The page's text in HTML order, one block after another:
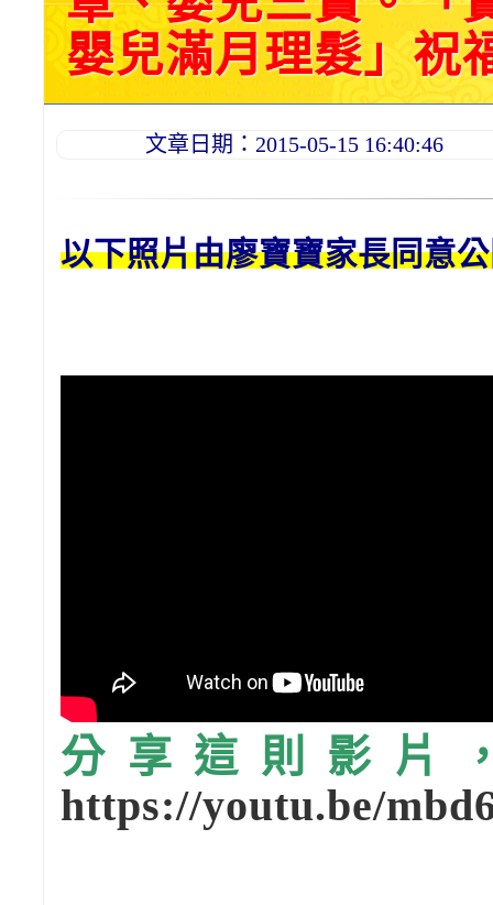
嬰兒滿月理髮」祝
文章日期：2015-05-15 16:40:46
以下照片由廖寶寶家長同意
分享這則影片
https://youtu.be/